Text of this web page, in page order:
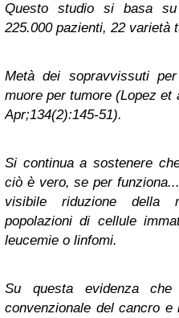
Questo studio si basa
225.000 pazienti, 22 varietà
Metà dei sopravvissuti
muore per tumore (Lopez
Apr;134(2):145-51).
Si continua a sostenere
ciò è vero, se per
visibile riduzione della
popolazioni di cellule
leucemie o linfomi.
Su questa evidenza
convenzionale del cancro